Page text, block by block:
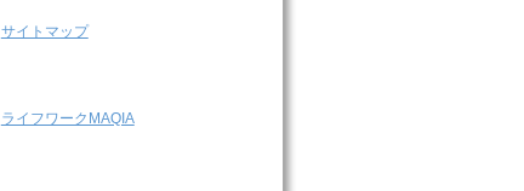
サイトマップ
ライフワークMAQIA